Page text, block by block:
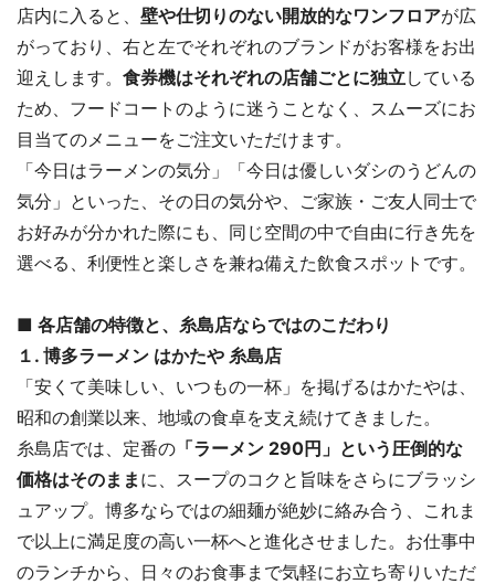
店内に入ると、 壁や仕切りのない開放的なワンフロアが広
がっており、右と左でそれぞれのブランドがお客様をお出
迎えします。 食券機はそれぞれの店舗ごとに独立している
ため、フードコートのように迷うことなく、スムーズにお
目当てのメニューをご注文いただけます。
「今日はラーメンの気分」「今日は優しいダシのうどんの
気分」といった、その日の気分や、ご家族・ご友人同士で
お好みが分かれた際にも、同じ空間の中で自由に行き先を
選べる、利便性と楽しさを兼ね備えた飲食スポットです。
■ 各店舗の特徴と、糸島店ならではのこだわり
１. 博多ラーメン はかたや 糸島店
「安くて美味しい、いつもの一杯」を掲げるはかたやは、
昭和の創業以来、地域の食卓を支え続けてきました。
糸島店では、定番の 「ラーメン 290円」という圧倒的な
価格はそのままに、スープのコクと旨味をさらにブラッシ
ュアップ。博多ならではの細麺が絶妙に絡み合う、これま
で以上に満足度の高い一杯へと進化させました。お仕事中
のランチから、日々のお食事まで気軽にお立ち寄りいただ